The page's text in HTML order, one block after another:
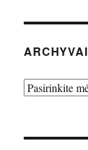
ARCHYVAI
Archyvai